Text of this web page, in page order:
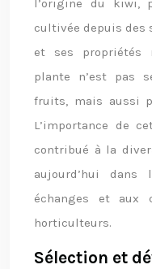
l’origine du kiwi,
cultivée depuis des
et ses propriétés
plante n’est pas
fruits, mais aussi
L’importance de
contribué à la
aujourd’hui
échanges et aux
horticulteurs.
Sélection et